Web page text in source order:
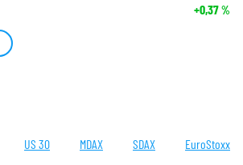
+0,37%
US 30 MDAX SDAX EuroStoxx